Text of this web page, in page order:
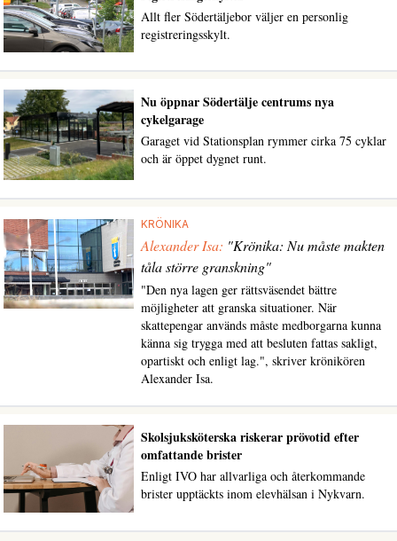
Allt fler Södertäljebor väljer en personlig
registreringsskylt.
Nu öppnar Södertälje centrums nya
cykelgarage
Garaget vid Stationsplan rymmer cirka 75 cyklar
och är öppet dygnet runt.
KRÖNIKA
Alexander Isa: "Krönika: Nu måste makten
tåla större granskning"
"Den nya lagen ger rättsväsendet bättre
möjligheter att granska situationer. När
skattepengar används måste medborgarna kunna
känna sig trygga med att besluten fattas sakligt,
opartiskt och enligt lag.", skriver krönikören
Alexander Isa.
Skolsjuksköterska riskerar prövotid efter
omfattande brister
Enligt IVO har allvarliga och återkommande
brister upptäckts inom elevhälsan i Nykvarn.